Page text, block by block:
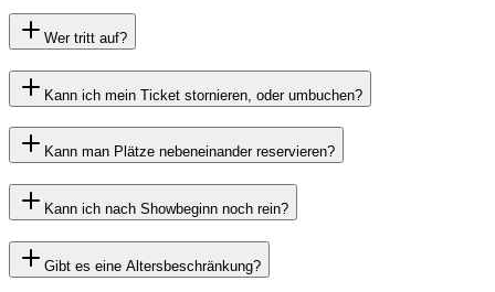
Wer tritt auf?
Kann ich mein Ticket stornieren, oder umbuchen?
Kann man Plätze nebeneinander reservieren?
Kann ich nach Showbeginn noch rein?
Gibt es eine Altersbeschränkung?